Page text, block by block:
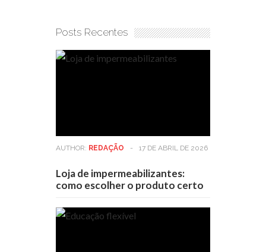
Posts Recentes
AUTHOR: REDAÇÃO - 17 DE ABRIL DE 2026
Loja de impermeabilizantes:
como escolher o produto certo